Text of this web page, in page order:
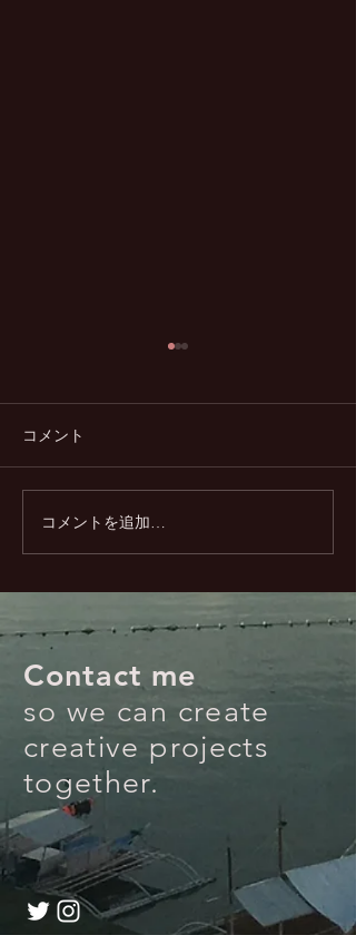
コメント
コメントを追加…
Contact me
so we can create
creative projects
together.